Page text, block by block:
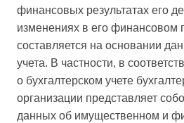
финансовых результатах его
изменениях в его финансовом
составляется на основании
учета. В частности, в
о бухгалтерском учете
организации представляет
данных об имущественном и